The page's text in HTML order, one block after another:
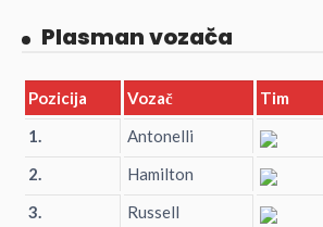
Plasman vozača
Pozicija Vozač Tim
1.
Antonelli
2.
Hamilton
3.
Russell